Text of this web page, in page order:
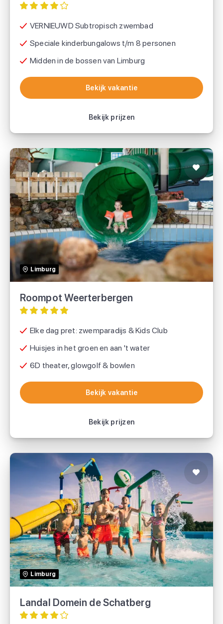
VERNIEUWD Subtropisch zwembad
Speciale kinderbungalows t/m 8 personen
Midden in de bossen van Limburg
Bekijk vakantie
Bekijk prijzen
Bekijk vakantie
Limburg
Roompot Weerterbergen
Elke dag pret: zwemparadijs & Kids Club
Huisjes in het groen en aan 't water
6D theater, glowgolf & bowlen
Bekijk vakantie
Bekijk prijzen
Roompot Weerterbergen
Landal
Bekijk vakantie
Limburg
Landal Domein de Schatberg
Landal Domein de Schatberg
Landal